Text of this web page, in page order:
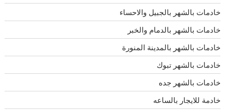
خادمات بالشهر بالجبيل والاحساء
خادمات بالشهر بالدمام والخبر
خادمات بالشهر بالمدينة المنورة
خادمات بالشهر تبوك
خادمات بالشهر جده
خادمة للايجار بالساعه